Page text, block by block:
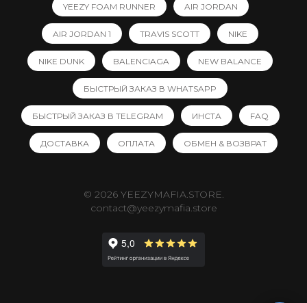
YEEZY FOAM RUNNER AIR JORDAN
AIR JORDAN 1 TRAVIS SCOTT NIKE
NIKE DUNK BALENCIAGA NEW BALANCE
БЫСТРЫЙ ЗАКАЗ В WHATSAPP
БЫСТРЫЙ ЗАКАЗ В TELEGRAM ИНСТА FAQ
ДОСТАВКА ОПЛАТА ОБМЕН & ВОЗВРАТ
© 2026 YEEZYMAFIA.STORE.
contact@yeezymafia.store